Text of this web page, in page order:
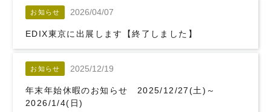
お知らせ 2026/04/07
EDIX東京に出展します【終了しました】
お知らせ 2025/12/19
年末年始休暇のお知らせ 2025/12/27(土)～
2026/1/4(日)